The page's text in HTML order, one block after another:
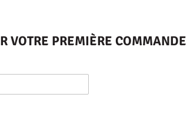
VOTRE PREMIÈRE